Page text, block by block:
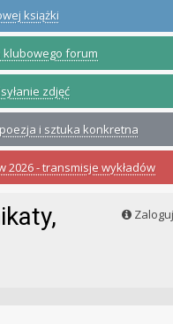
książki
klubowego forum
zdjęć
i sztuka konkretna
2026 - transmisje wykładów